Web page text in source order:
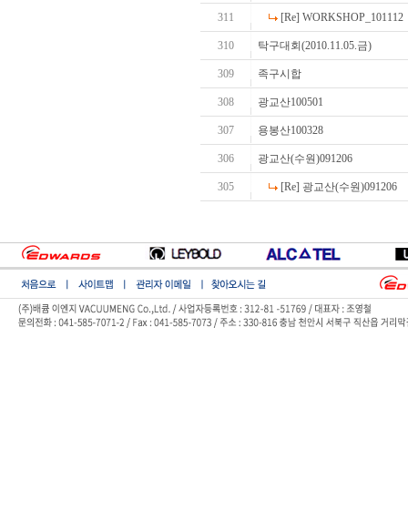
311 [Re] WORKSHOP_101112
310 탁구대회(2010.11.05.금)
309 족구시합
308 광교산100501
307 용봉산100328
306 광교산(수원)091206
305 [Re] 광교산(수원)091206